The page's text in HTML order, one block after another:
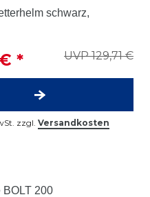
schwarz,
UVP 129,71 €
*
zzgl. Versandkosten
BOLT 200